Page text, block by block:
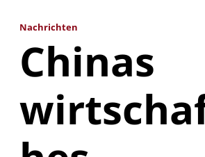
Nachrichten
Chinas